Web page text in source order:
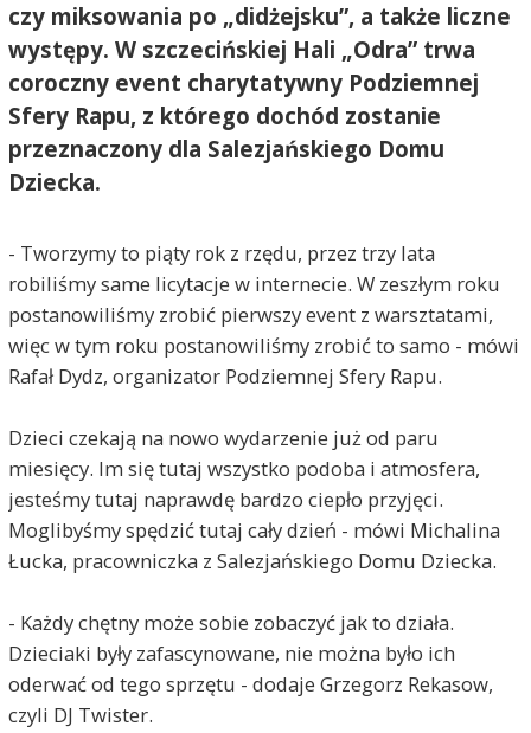
czy miksowania po „didżejsku”, a także liczne
występy. W szczecińskiej Hali „Odra” trwa
coroczny event charytatywny Podziemnej
Sfery Rapu, z którego dochód zostanie
przeznaczony dla Salezjańskiego Domu
Dziecka.
- Tworzymy to piąty rok z rzędu, przez trzy lata
robiliśmy same licytacje w internecie. W zeszłym roku
postanowiliśmy zrobić pierwszy event z warsztatami,
więc w tym roku postanowiliśmy zrobić to samo - mówi
Rafał Dydz, organizator Podziemnej Sfery Rapu.
Dzieci czekają na nowo wydarzenie już od paru
miesięcy. Im się tutaj wszystko podoba i atmosfera,
jesteśmy tutaj naprawdę bardzo ciepło przyjęci.
Moglibyśmy spędzić tutaj cały dzień - mówi Michalina
Łucka, pracowniczka z Salezjańskiego Domu Dziecka.
- Każdy chętny może sobie zobaczyć jak to działa.
Dzieciaki były zafascynowane, nie można było ich
oderwać od tego sprzętu - dodaje Grzegorz Rekasow,
czyli DJ Twister.